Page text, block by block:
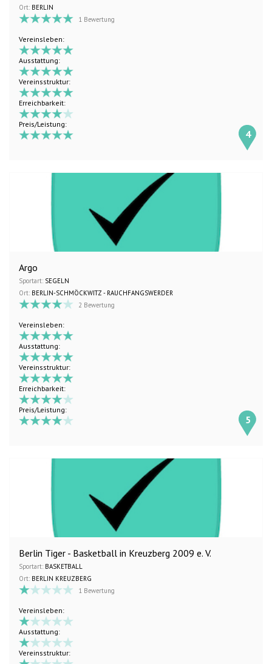
Ort: BERLIN
1 Bewertung
Vereinsleben:
Ausstattung:
Vereinsstruktur:
Erreichbarkeit:
Preis/Leistung:
4
Argo
Sportart: SEGELN
Ort: BERLIN-SCHMÖCKWITZ - RAUCHFANGSWERDER
2 Bewertung
Vereinsleben:
Ausstattung:
Vereinsstruktur:
Erreichbarkeit:
Preis/Leistung:
5
Berlin Tiger - Basketball in Kreuzberg 2009 e. V.
Sportart: BASKETBALL
Ort: BERLIN KREUZBERG
1 Bewertung
Vereinsleben:
Ausstattung:
Vereinsstruktur: